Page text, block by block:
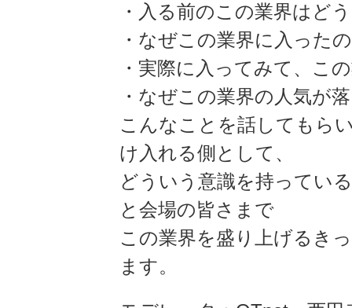
・入る前のこの業界はど
・なぜこの業界に入った
・実際に入ってみて、こ
・なぜこの業界の人気が
こんなことを話してもら
け入れる側として、
どういう意識を持ってい
と会場の皆さまで
この業界を盛り上げるき
ます。